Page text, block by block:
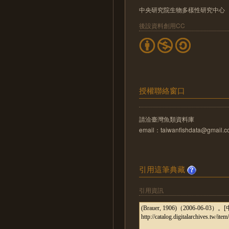
中央研究院生物多樣性研究中心
後設資料創用CC
授權聯絡窗口
請洽臺灣魚類資料庫
email：
引用這筆典藏
引用資訊